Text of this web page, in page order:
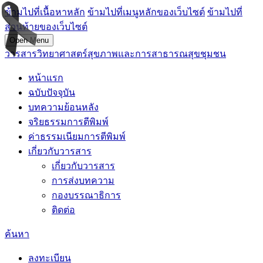
ข้ามไปที่เนื้อหาหลัก ข้ามไปที่เมนูหลักของเว็บไซต์ ข้ามไปที่
ส่วนท้ายของเว็บไซต์
Open Menu
วารสารวิทยาศาสตร์สุขภาพและการสาธารณสุขชุมชน
หน้าแรก
ฉบับปัจจุบัน
บทความย้อนหลัง
จริยธรรมการตีพิมพ์
ค่าธรรมเนียมการตีพิมพ์
เกี่ยวกับวารสาร
เกี่ยวกับวารสาร
การส่งบทความ
กองบรรณาธิการ
ติดต่อ
ค้นหา
ลงทะเบียน